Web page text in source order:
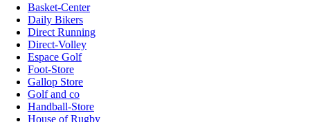
Basket-Center
Daily Bikers
Direct Running
Direct-Volley
Espace Golf
Foot-Store
Gallop Store
Golf and co
Handball-Store
House of Rugby